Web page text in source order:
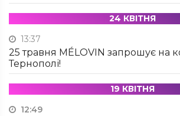
24 КВІТНЯ
13:37
25 травня MÉLOVIN запрошує на
Тернополі!
19 КВІТНЯ
12:49